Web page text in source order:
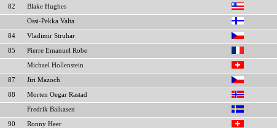
82 Blake Hughes
Ossi-Pekka Valta
84 Vladimir Struhar
85 Pierre Emanuel Robe
Michael Hollenstein
87 Jiri Mazoch
88 Morten Oegar Rastad
Fredrik Balkasen
90 Ronny Heer